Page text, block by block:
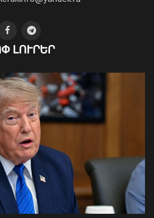
պլանային
քաղաքների
ԼՈՒՐԵՐ